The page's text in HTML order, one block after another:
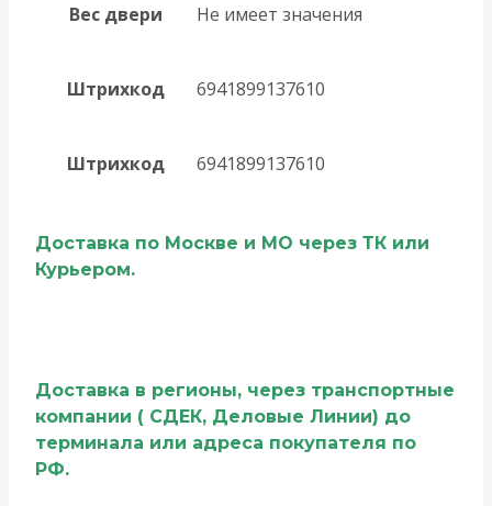
Вес двери Не имеет значения
Штрихкод 6941899137610
Штрихкод 6941899137610
Доставка по Москве и МО через ТК или
Курьером.
Доставка в регионы, через транспортные
компании ( СДЕК, Деловые Линии) до
терминала или адреса покупателя по
РФ.